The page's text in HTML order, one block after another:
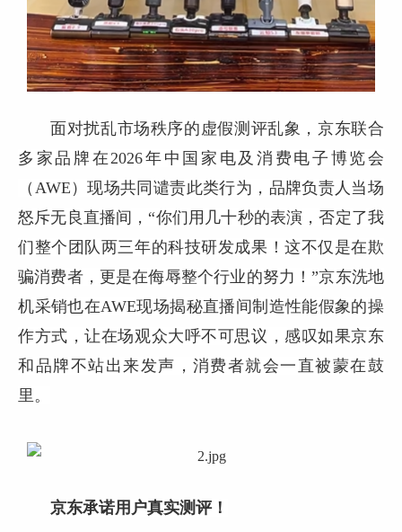
面对扰乱市场秩序的虚假测评乱象，京东联合
多家品牌在2026年中国家电及消费电子博览会
（AWE）现场共同谴责此类行为，品牌负责人当场
怒斥无良直播间，“你们用几十秒的表演，否定了我
们整个团队两三年的科技研发成果！这不仅是在欺
骗消费者，更是在侮辱整个行业的努力！”京东洗地
机采销也在AWE现场揭秘直播间制造性能假象的操
作方式，让在场观众大呼不可思议，感叹如果京东
和品牌不站出来发声，消费者就会一直被蒙在鼓
里。
京东承诺用户真实测评！